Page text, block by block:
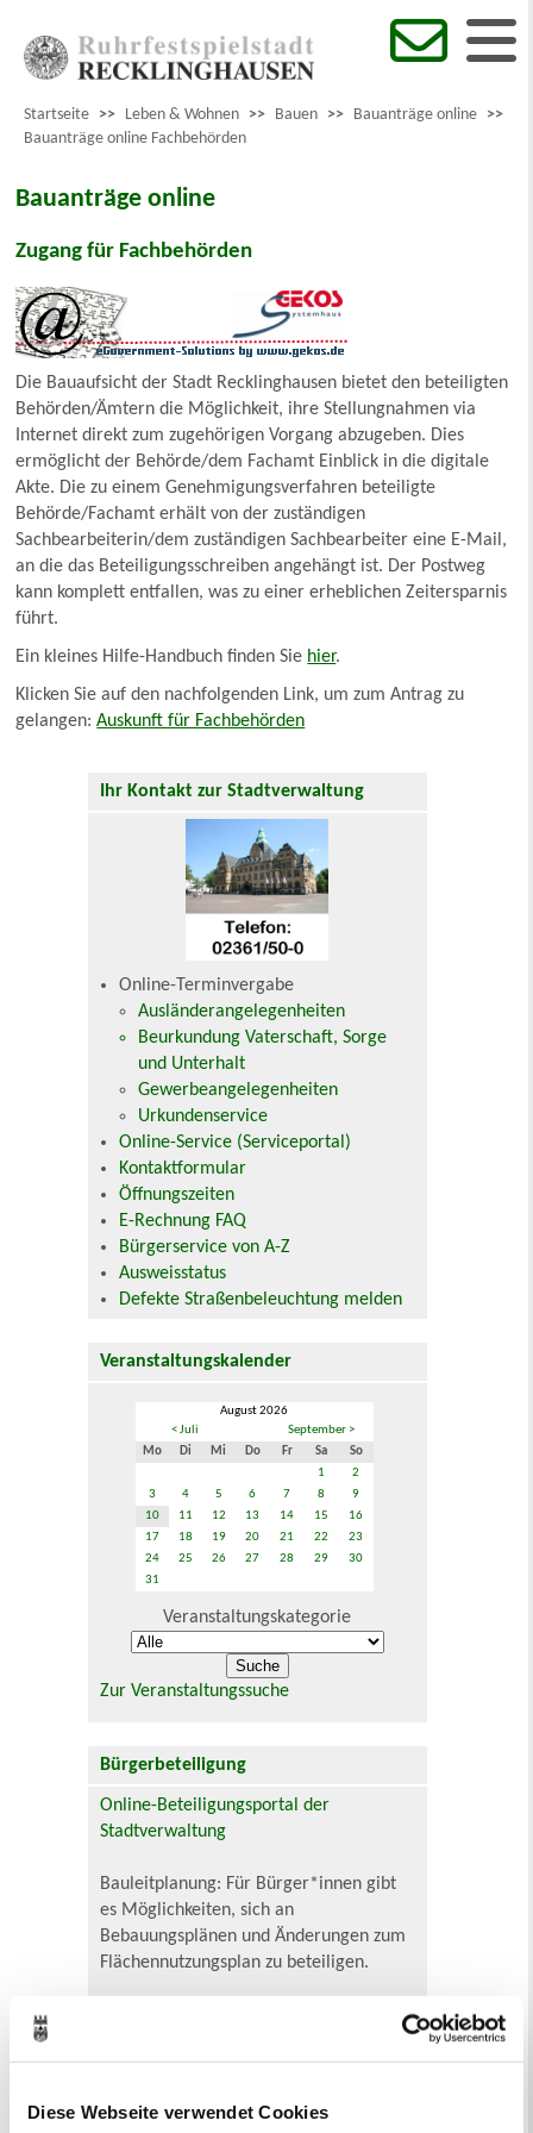
Diese Webseite verwendet Cookies
Startseite >> Leben & Wohnen >> Bauen >> Bauanträge online >>
Bauanträge online Fachbehörden
Bauanträge online
Zugang für Fachbehörden
Die Bauaufsicht der Stadt Recklinghausen bietet den beteiligten
Behörden/Ämtern die Möglichkeit, ihre Stellungnahmen via
Internet direkt zum zugehörigen Vorgang abzugeben. Dies
ermöglicht der Behörde/dem Fachamt Einblick in die digitale
Akte. Die zu einem Genehmigungsverfahren beteiligte
Behörde/Fachamt erhält von der zuständigen
Sachbearbeiterin/dem zuständigen Sachbearbeiter eine E-Mail,
an die das Beteiligungsschreiben angehängt ist. Der Postweg
kann komplett entfallen, was zu einer erheblichen Zeitersparnis
führt.
Ein kleines Hilfe-Handbuch finden Sie hier.
Klicken Sie auf den nachfolgenden Link, um zum Antrag zu
gelangen:Auskunft für Fachbehörden
Ihr Kontakt zur Stadtverwaltung
Online-Terminvergabe
Ausländerangelegenheiten
Beurkundung Vaterschaft, Sorge
und Unterhalt
Gewerbeangelegenheiten
Urkundenservice
Online-Service (Serviceportal)
Kontaktformular
Öffnungszeiten
E-Rechnung FAQ
Bürgerservice von A-Z
Ausweisstatus
Defekte Straßenbeleuchtung melden
Veranstaltungskalender
August 2026
< Juli
September >
Mo
Di Mi Do Fr Sa
So
1
2
3
4 5 6 7 8
9
10
11 12 13 14 15
16
17
18 19 20 21 22
23
24
25 26 27 28 29
30
31
Veranstaltungskategorie
Zur Veranstaltungssuche
Bürgerbeteiligung
Online-Beteiligungsportal der
Stadtverwaltung
Bauleitplanung: Für Bürger*innen gibt
es Möglichkeiten, sich an
Bebauungsplänen und Änderungen zum
Flächennutzungsplan zu beteiligen.
Flächennutzungsplan-Änderungen finden